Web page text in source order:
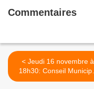
Commentaires
< Jeudi 16 novembre à
18h30: Conseil Municipal
de Morlaix avec débat